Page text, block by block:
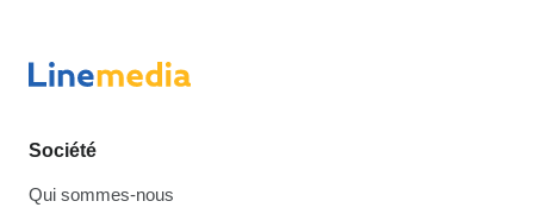
Société
Qui sommes-nous